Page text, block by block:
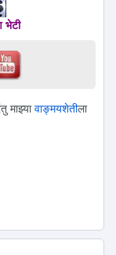
माझ्यावाङ्मयशेतीला